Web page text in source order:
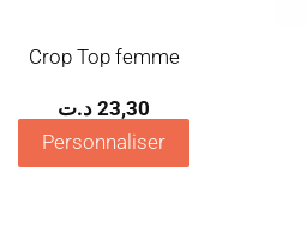
Crop Top femme
23,30 د.ت
Personnaliser